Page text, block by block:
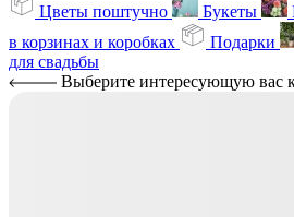
Цветы поштучно Букеты
в корзинах и коробках
Подарки
для свадьбы
Выберите интересующую вас